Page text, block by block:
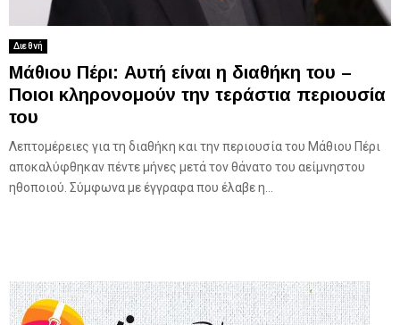
Διεθνή
Μάθιου Πέρι: Αυτή είναι η διαθήκη του –
Ποιοι κληρονομούν την τεράστια περιουσία
του
Λεπτομέρειες για τη διαθήκη και την περιουσία του Μάθιου Πέρι
αποκαλύφθηκαν πέντε μήνες μετά τον θάνατο του αείμνηστου
ηθοποιού. Σύμφωνα με έγγραφα που έλαβε η...